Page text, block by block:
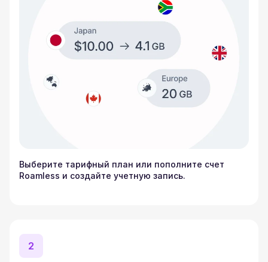
Выберите тарифный план или пополните счет
Roamless и создайте учетную запись.
2